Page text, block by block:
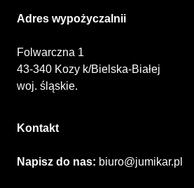
Adres wypożyczalnii
Folwarczna 1
43-340 Kozy k/Bielska-Białej
woj. śląskie.
Kontakt
Napisz do nas: biuro@jumikar.pl